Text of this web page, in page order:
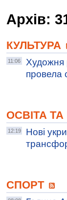
Архiв:
КУЛЬТУРА
11:06
Художня
провела
ОСВІТА
12:19
Нові
СПОРТ